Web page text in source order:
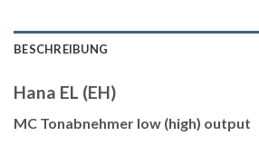
BESCHREIBUNG
Hana EL (EH)
MC Tonabnehmer low (high) output